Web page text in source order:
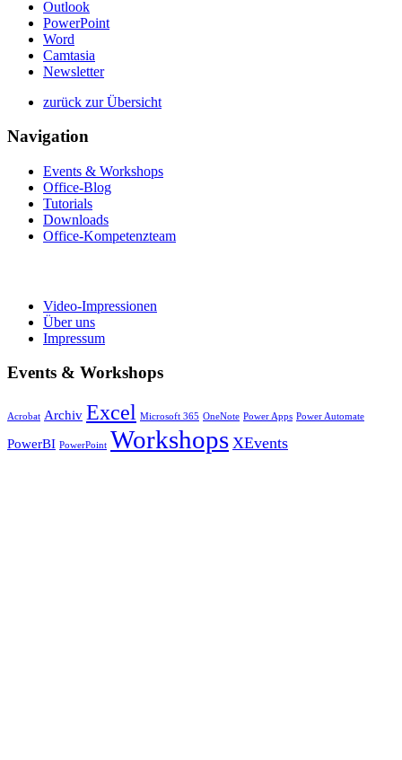
Outlook
PowerPoint
Word
Camtasia
Newsletter
zurück zur Übersicht
Navigation
Events & Workshops
Office-Blog
Tutorials
Downloads
Office-Kompetenzteam
Video-Impressionen
Über uns
Impressum
Events & Workshops
Acrobat Archiv Excel Microsoft 365 OneNote Power Apps Power Automate
PowerBI PowerPoint Workshops XEvents